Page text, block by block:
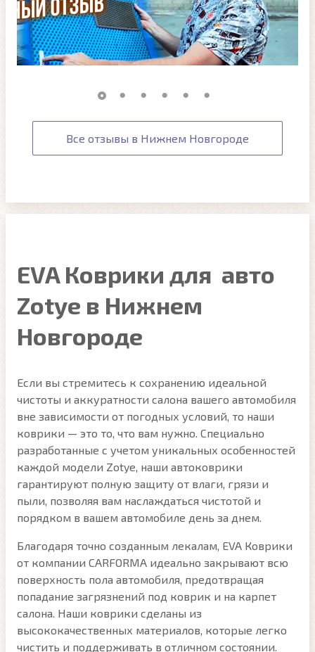
Все отзывы в Нижнем Новгороде
EVA Коврики для авто
Zotye в Нижнем
Новгороде
Если вы стремитесь к сохранению идеальной
чистоты и аккуратности салона вашего автомобиля
вне зависимости от погодных условий, то наши
коврики — это то, что вам нужно. Специально
разработанные с учетом уникальных особенностей
каждой модели Zotye, наши автоковрики
гарантируют полную защиту от влаги, грязи и
пыли, позволяя вам наслаждаться чистотой и
порядком в вашем автомобиле день за днем.
Благодаря точно созданным лекалам, EVA Коврики
от компании CARFORMA идеально закрывают всю
поверхность пола автомобиля, предотвращая
попадание загрязнений под коврик и на карпет
салона. Наши коврики сделаны из
высококачественных материалов, которые легко
чистить и поддерживать в отличном состоянии.